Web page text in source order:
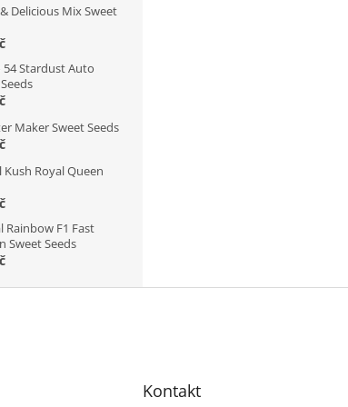
Delicious Mix Sweet
Stardust Auto
Maker Sweet Seeds
Kush Royal Queen
Rainbow F1 Fast
Sweet Seeds
Kontakt